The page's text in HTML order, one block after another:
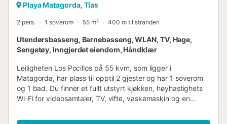
Playa Matagorda, Tías
2 pers. 1 soverom 55 m² 400 m til stranden
Utendørsbasseng, Barnebasseng, WLAN, TV, Hage,
Sengetøy, Inngjerdet eiendom, Håndklær
Leiligheten Los Pocillos på 55 kvm, som ligger i
Matagorda, har plass til opptil 2 gjester og har 1 soverom
og 1 bad. Du finner et fullt utstyrt kjøkken, høyhastighets
Wi-Fi for videosamtaler, TV, vifte, vaskemaskin og en
selv-inn-tjekking for din bekvemmelighet. Gå utenfor for å